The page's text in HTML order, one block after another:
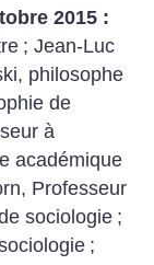
2015 :
; Jean-Luc
philosophe
de
à
académique
Professeur
sociologie ;
;